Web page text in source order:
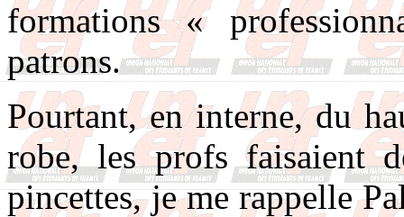
formations «
patrons.
Pourtant, en interne, du
robe, les profs faisaient
pincettes, je me rappelle